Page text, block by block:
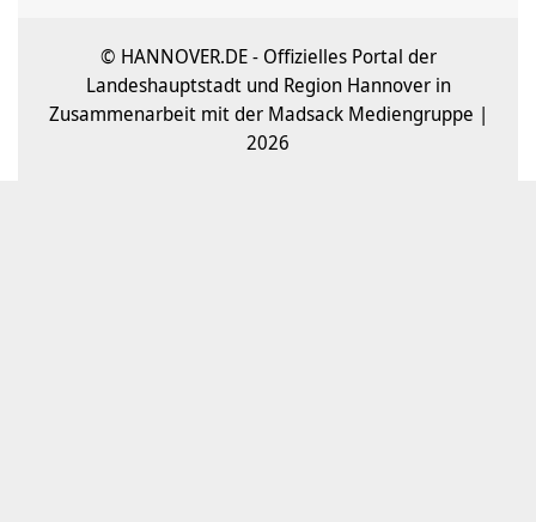
© HANNOVER.DE - Offizielles Portal der
Landeshauptstadt und Region Hannover in
Zusammenarbeit mit der Madsack Mediengruppe |
2026